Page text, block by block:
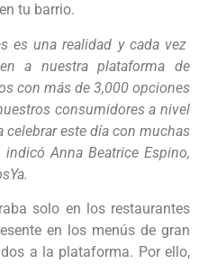
tu barrio.
es una realidad y cada vez
a nuestra plataforma de
con más de 3,000 opciones
consumidores a nivel
celebrar este día con muchas
Anna Beatrice Espino,
solo en los restaurantes
en los menús de gran
a la plataforma. Por ello,